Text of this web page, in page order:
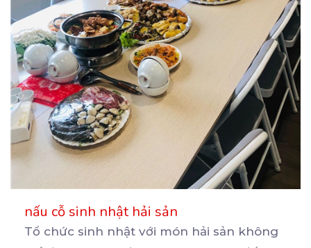
nấu cỗ sinh nhật hải sản
Tổ chức sinh nhật với món hải sản không